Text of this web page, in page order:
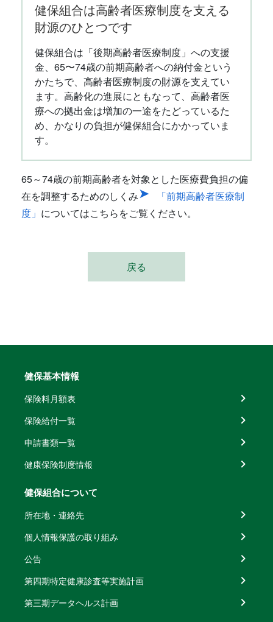
健保組合は高齢者医療制度を支える
財源のひとつです
健保組合は「後期高齢者医療制度」への支援
金、65〜74歳の前期高齢者への納付金という
かたちで、高齢者医療制度の財源を支えてい
ます。高齢化の進展にともなって、高齢者医
療への拠出金は増加の一途をたどっているた
め、かなりの負担が健保組合にかかっていま
す。
65～74歳の前期高齢者を対象とした医療費負担の偏
在を調整するためのしくみ
「前期高齢者医療制
度」 についてはこちらをご覧ください。
戻る
健保基本情報
保険料月額表
保険給付一覧
申請書類一覧
健康保険制度情報
健保組合について
所在地・連絡先
個人情報保護の取り組み
公告
第四期特定健康診査等実施計画
第三期データヘルス計画